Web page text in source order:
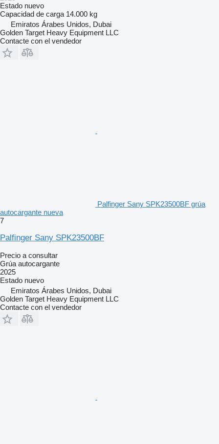
Estado nuevo
Capacidad de carga 14.000 kg
Emiratos Árabes Unidos, Dubai
Golden Target Heavy Equipment LLC
Contacte con el vendedor
Palfinger Sany SPK23500BF grúa
autocargante nueva
7
Palfinger Sany SPK23500BF
Precio a consultar
Grúa autocargante
2025
Estado nuevo
Emiratos Árabes Unidos, Dubai
Golden Target Heavy Equipment LLC
Contacte con el vendedor